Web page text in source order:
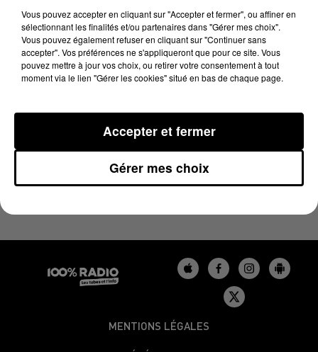
12 mars 2024 - 2 min 39 sec
LE BILLET DE FRED DU 12/03/2024
Les derniers podcasts du billet de Fred sur 100%
MENTIONS LÉGALES
Vous pouvez accepter en cliquant sur "Accepter et fermer", ou affiner en
sélectionnant les finalités et/ou partenaires dans "Gérer mes choix".
Vous pouvez également refuser en cliquant sur "Continuer sans
accepter". Vos préférences ne s'appliqueront que pour ce site. Vous
pouvez mettre à jour vos choix, ou retirer votre consentement à tout
moment via le lien "Gérer les cookies" situé en bas de chaque page.
Gérer mes choix
Accepter et fermer